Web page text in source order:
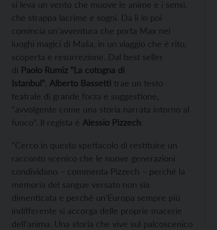
si leva un vento che muove le anime e i sensi,
che strappa lacrime e sogni. Da lì in poi
comincia un’avventura che porta Max nei
luoghi magici di Maša, in un viaggio che è rito,
scoperta e resurrezione. Dal best seller
di Paolo Rumiz “La cotogna di
Istanbul” Alberto Bassetti trae un testo
teatrale di grande forza e suggestione,
“avvolgente come una storia narrata intorno al
fuoco”. Il regista è Alessio Pizzech.
“Cerco in questo spettacolo di restituire un
racconto scenico che le nuove generazioni
condividano – commenta Pizzech – perché la
memoria del sangue versato non sia
dimenticata e perché un’Europa sempre più
indifferente si accorga delle proprie macerie
dell’anima. Una storia che vive sul palcoscenico